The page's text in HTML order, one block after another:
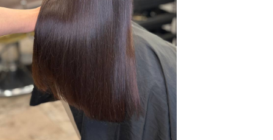
* Meta признана экстремистской организацией в РФ